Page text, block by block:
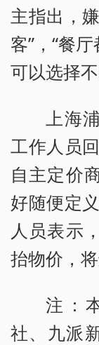
主指出，
客”，“餐
可以选择不
上海
工作人员
自主定价
好随便定
人员表示
抬物价，将
注：
社、九派